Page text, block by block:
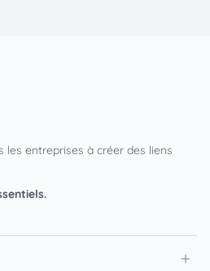
les entreprises à créer des liens